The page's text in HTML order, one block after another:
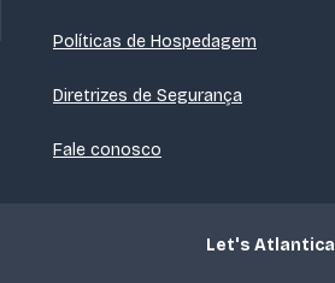
Políticas de Hospedagem
Diretrizes de Segurança
Fale conosco
Let's Atlantica